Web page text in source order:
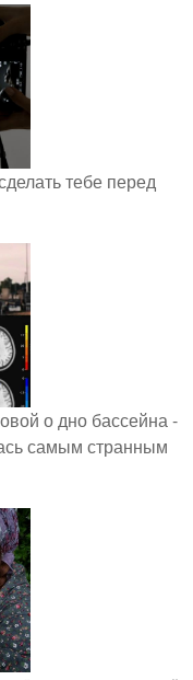
тебе перед
о дно бассейна -
самым странным